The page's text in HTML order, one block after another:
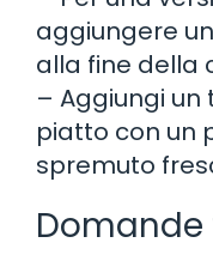
aggiungere
alla fine della
– Aggiungi
piatto con un
spremuto